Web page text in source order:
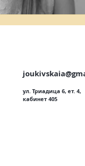
ул. Триадица 6, ет. 4,
кабинет 405